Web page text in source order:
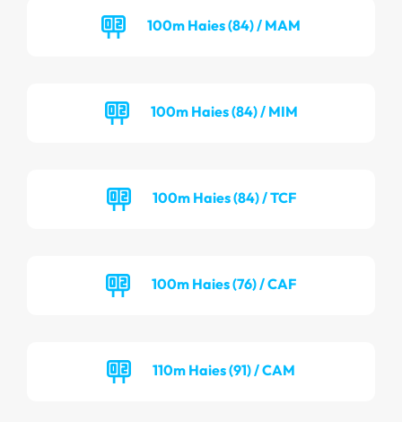
100m Haies (84) / MAM
100m Haies (84) / MIM
100m Haies (84) / TCF
100m Haies (76) / CAF
110m Haies (91) / CAM